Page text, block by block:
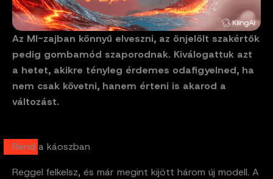
Az MI-zajban könnyű elveszni, az önjelölt szakértők
pedig gombamód szaporodnak. Kiválogattuk azt
a hetet, akikre tényleg érdemes odafigyelned, ha
nem csak követni, hanem érteni is akarod a
változást.
Rend a káoszban
Reggel felkelsz, és már megint kijött három új modell. A